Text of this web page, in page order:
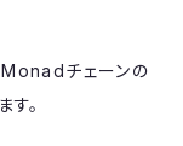
チェーンの
。